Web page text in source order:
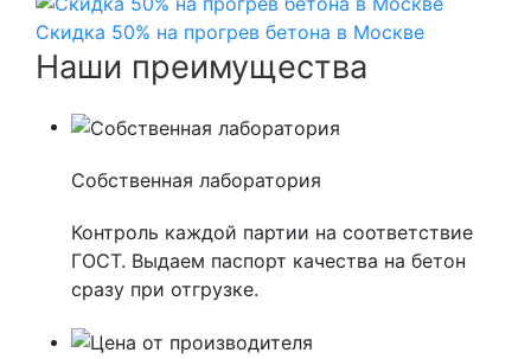
Скидка 50% на прогрев бетона в Москве
Наши преимущества
Собственная лаборатория
Контроль каждой партии на соответствие
ГОСТ. Выдаем паспорт качества на бетон
сразу при отгрузке.